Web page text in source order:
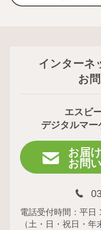
インターネ
お
エスビ
デジタルマー
お届
お問
電話受付時間：平日
（土・日・祝日・